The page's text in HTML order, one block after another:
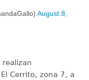
August 8,
realizan
Cerrito, zona 7, a